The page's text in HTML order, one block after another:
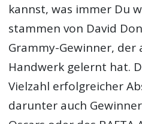
kannst, was immer Du
stammen von David
Grammy-Gewinner, der
Handwerk gelernt hat.
Vielzahl erfolgreicher
darunter auch